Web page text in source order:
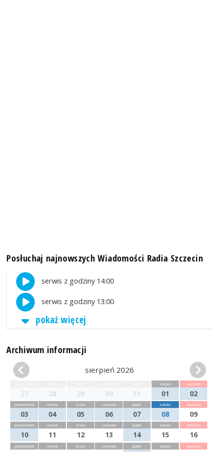
Posłuchaj najnowszych Wiadomości Radia Szczecin
serwis z godziny 14:00
serwis z godziny 13:00
pokaż więcej
Archiwum informacji
sierpień 2026
27 28 29 30 31
sobota
01
niedziela
02
poniedziałek
03
wtorek
04
środa
05
czwartek
06
piątek
07
sobota
08
niedziela
09
poniedziałek
10
wtorek
11
środa
12
czwartek
13
piątek
14
sobota
15
niedziela
16
poniedziałek wtorek środa czwartek piątek sobota niedziela